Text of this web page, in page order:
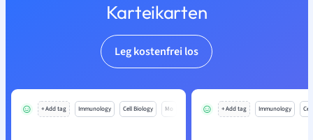
Karteikarten
Leg kostenfrei los
+ Add tag Immunology Cell Biology Mo + Add tag Immunology